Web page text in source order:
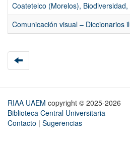
Coatetelco (Morelos),
Comunicación visual – Diccionarios
RIAA UAEM copyright © 2025-2026
Biblioteca Central Universitaria
Contacto | Sugerencias